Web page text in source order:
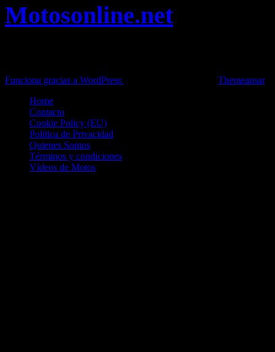
Motosonline.net
Funciona gracias a WordPress
Themeansar.
Home
Contacto
Cookie Policy (EU)
Política de Privacidad
Quienes Somos
Términos y condiciones
Vídeos de Motos